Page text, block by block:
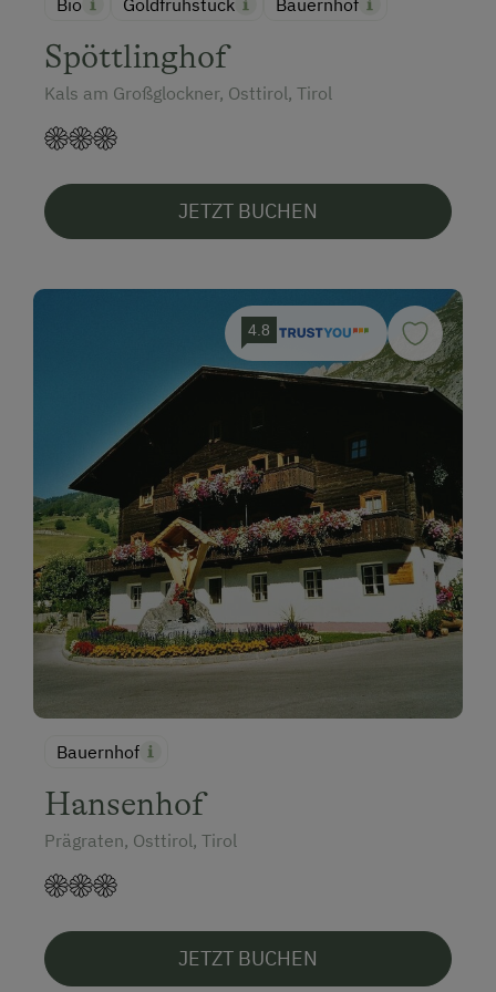
Spöttlinghof
Kals am Großglockner, Osttirol, Tirol
JETZT BUCHEN
4.8
Bauernhof
Hansenhof
Prägraten, Osttirol, Tirol
JETZT BUCHEN